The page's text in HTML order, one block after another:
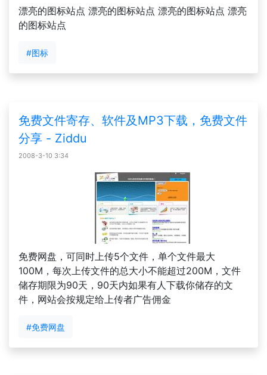
漂亮的图标站点 漂亮的图标站点 漂亮的图标站点 漂亮
的图标站点
#图标
免费文件寄存、软件及MP3下载，免费文件
分享 - Ziddu
2008-3-10 3:34
免费网盘，可同时上传5个文件，单个文件最大
100M，每次上传文件的总大小不能超过200M，文件
储存期限为90天，90天内如果有人下载你储存的文
件，网站会按规定给上传者广告佣金
#免费网盘